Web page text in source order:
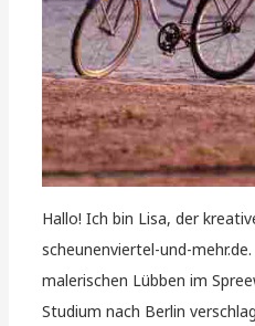
Hallo! Ich bin Lisa, der
scheunenviertel-und-
malerischen Lübben im
Studium nach Berlin